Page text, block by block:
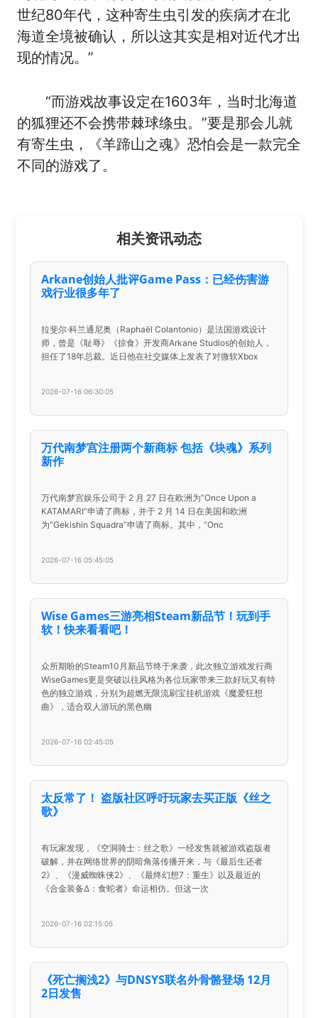
世纪80年代，这种寄生虫引发的疾病才在北
海道全境被确认，所以这其实是相对近代才出
现的情况。”
“而游戏故事设定在1603年，当时北海道
的狐狸还不会携带棘球绦虫。”要是那会儿就
有寄生虫，《羊蹄山之魂》恐怕会是一款完全
不同的游戏了。
相关资讯动态
Arkane创始人批评Game Pass：已经伤害游
戏行业很多年了
拉斐尔·科兰通尼奥（Raphaël Colantonio）是法国游戏设计
师，曾是《耻辱》《掠食》开发商Arkane Studios的创始人，
担任了18年总裁。近日他在社交媒体上发表了对微软Xbox
2026-07-16 06:30:05
万代南梦宫注册两个新商标 包括《块魂》系列
新作
万代南梦宫娱乐公司于 2 月 27 日在欧洲为“Once Upon a
KATAMARI”申请了商标，并于 2 月 14 日在美国和欧洲
为“Gekishin Squadra”申请了商标。其中，“Onc
2026-07-16 05:45:05
Wise Games三游亮相Steam新品节！玩到手
软！快来看看吧！
众所期盼的Steam10月新品节终于来袭，此次独立游戏发行商
WiseGames更是突破以往风格为各位玩家带来三款好玩又有特
色的独立游戏，分别为超燃无限流刷宝挂机游戏《魔爱狂想
曲》，适合双人游玩的黑色幽
2026-07-16 02:45:05
太反常了！ 盗版社区呼吁玩家去买正版《丝之
歌》
有玩家发现，《空洞骑士：丝之歌》一经发售就被游戏盗版者
破解，并在网络世界的阴暗角落传播开来，与《最后生还者
2》、《漫威蜘蛛侠2》、《最终幻想7：重生》以及最近的
《合金装备Δ：食蛇者》命运相仿。但这一次
2026-07-16 02:15:05
《死亡搁浅2》与DNSYS联名外骨骼登场 12月
2日发售